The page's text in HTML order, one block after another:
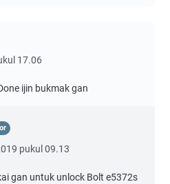
17.06
ijin bukmak gan
pukul 09.13
gan untuk unlock Bolt e5372s